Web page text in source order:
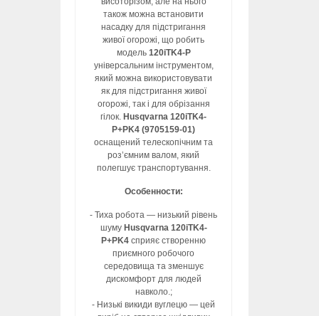
також можна встановити
насадку для підстригання
живої огорожі, що робить
модель 120iTK4-P
універсальним інструментом,
який можна використовувати
як для підстригання живої
огорожі, так і для обрізання
гілок. Husqvarna 120iTK4-
P+PK4 (9705159-01)
оснащений телескопічним та
роз’ємним валом, який
полегшує транспортування.
Особенности:
- Тиха робота — низький рівень
шуму Husqvarna 120iTK4-
P+PK4 сприяє створенню
приємного робочого
середовища та зменшує
дискомфорт для людей
навколо.;
- Низькі викиди вуглецю — цей